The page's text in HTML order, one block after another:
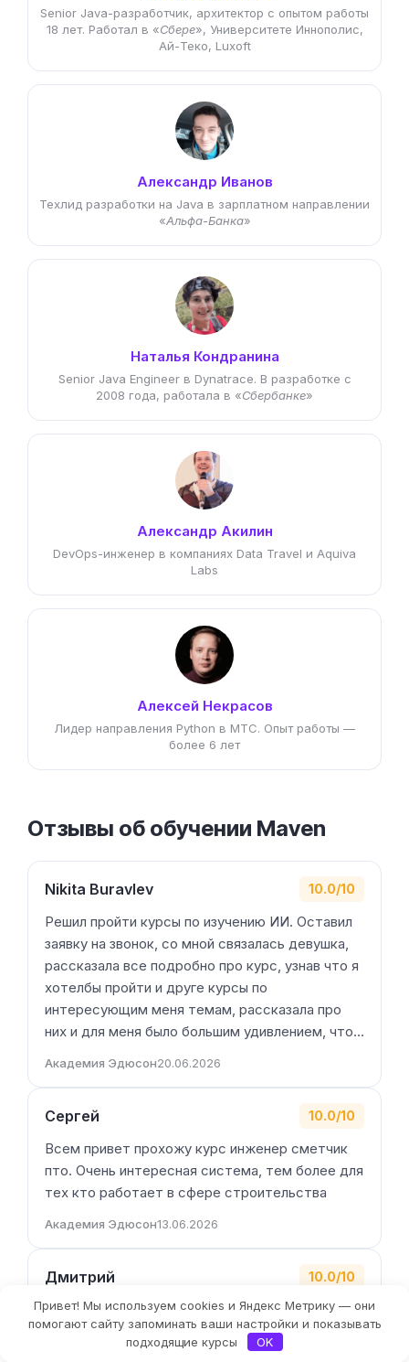
Senior Java-разработчик, архитектор с опытом работы
18 лет. Работал в «Сбере», Университете Иннополис,
Ай-Теко, Luxoft
Александр Иванов
Техлид разработки на Java в зарплатном направлении
«Альфа-Банка»
Наталья Кондранина
Senior Java Engineer в Dynatrace. В разработке с
2008 года, работала в «Сбербанке»
Александр Акилин
DevOps-инженер в компаниях Data Travel и Aquiva
Labs
Алексей Некрасов
Лидер направления Python в МТС. Опыт работы —
более 6 лет
Отзывы об обучении Maven
Nikita Buravlev 10.0/10
Решил пройти курсы по изучению ИИ. Оставил
заявку на звонок, со мной связалась девушка,
рассказала все подробно про курс, узнав что я
хотелбы пройти и друге курсы по
интересующим меня темам, рассказала про
них и для меня было большим удивлением, что…
Академия Эдюсон20.06.2026
Сергей 10.0/10
Всем привет прохожу курс инженер сметчик
пто. Очень интересная система, тем более для
тех кто работает в сфере строительства
Академия Эдюсон13.06.2026
Дмитрий 10.0/10
Купил несколько курсов в академии. Удобная
платформа и хорошо структурированная
информация. Рекомендую!
Привет! Мы используем cookies и Яндекс Метрику — они
помогают сайту запоминать ваши настройки и показывать
подходящие курсы
OK
Фильтры